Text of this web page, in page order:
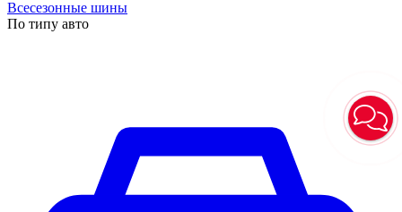
Всесезонные шины
По типу авто